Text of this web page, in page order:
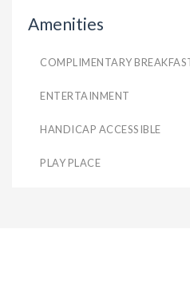
Amenities
COMPLIMENTARY
ENTERTAINMENT
HANDICAP ACCESSIBLE
PLAY PLACE